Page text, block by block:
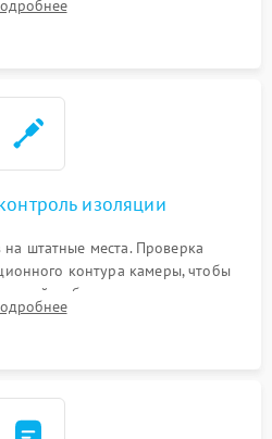
контактов и замена
изоляции
на штатные места. Проверка
контура камеры, чтобы
мебели и потерю тепла.
и сборка корпуса шкафа.